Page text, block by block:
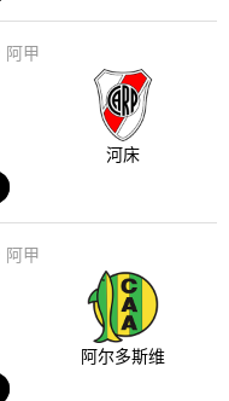
阿甲
河床
阿甲
阿尔多斯维